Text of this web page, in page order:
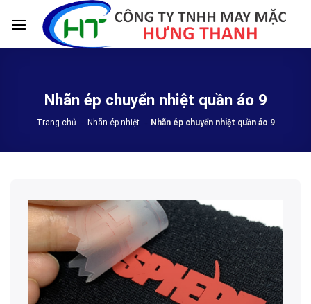
Nhãn ép chuyển nhiệt quần áo 9
Trang chủ - Nhãn ép nhiệt - Nhãn ép chuyển nhiệt quần áo 9